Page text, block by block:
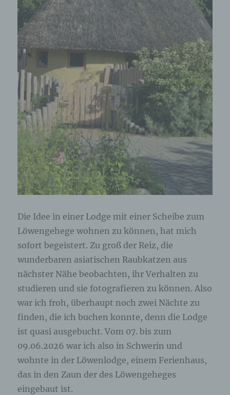
Die Idee in einer Lodge mit einer Scheibe zum
Löwengehege wohnen zu können, hat mich
sofort begeistert. Zu groß der Reiz, die
wunderbaren asiatischen Raubkatzen aus
nächster Nähe beobachten, ihr Verhalten zu
studieren und sie fotografieren zu können. Also
war ich froh, überhaupt noch zwei Nächte zu
finden, die ich buchen konnte, denn die Lodge
ist quasi ausgebucht. Vom 07. bis zum
09.06.2026 war ich also in Schwerin und
wohnte in der Löwenlodge, einem Ferienhaus,
das in den Zaun der des Löwengeheges
eingebaut ist.
Verantwortlichen stehen der betroffenen Person in
diesem Zusammenhang als Ansprechpartner zur
Verfügung.
Kontaktmöglichkeit über die Internetseite
Die Internetseite enthält aufgrund von gesetzlichen
Vorschriften Angaben, die eine schnelle
elektronische Kontaktaufnahme zu unserem
Unternehmen sowie eine unmittelbare
Kommunikation mit uns ermöglichen, was
ebenfalls eine allgemeine Adresse der
sogenannten elektronischen Post (E-Mail-
Adresse) umfasst. Sofern eine betroffene Person
per E-Mail oder über ein Kontaktformular den
Kontakt mit dem für die Verarbeitung
Verantwortlichen aufnimmt, werden die von der
betroffenen Person übermittelten
personenbezogenen Daten automatisch
gespeichert. Solche auf freiwilliger Basis von einer
Verantwortlichen übermittelten
personenbezogenen Daten werden für Zwecke der
Bearbeitung oder der Kontaktaufnahme zur
betroffenen Person gespeichert. Es erfolgt keine
Weitergabe dieser personenbezogenen Daten an
Dritte.
Kommentarfunktion im Blog auf der
Wir bieten den Nutzern auf einem Blog, der sich
auf der Internetseite des für die Verarbeitung
Verantwortlichen befindet, die Möglichkeit,
individuelle Kommentare zu einzelnen Blog-
Beiträgen zu hinterlassen. Ein Blog ist ein auf
einer Internetseite geführtes, in der Regel öffentlich
einsehbares Portal, in welchem eine oder mehrere
Personen, die Blogger oder Web-Blogger genannt
werden, Artikel posten oder Gedanken in
sogenannten Blogposts niederschreiben können.